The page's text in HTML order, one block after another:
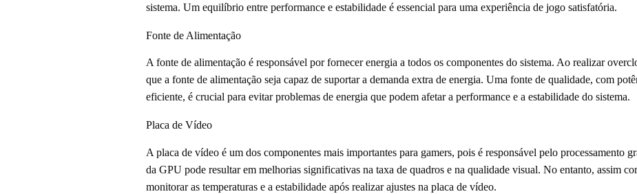
sistema. Um equilíbrio entre performance e estabilidade é essencial para uma experiência de jogo satisfatória.
Fonte de Alimentação
A fonte de alimentação é responsável por fornecer energia a todos os componentes do sistema. Ao realizar
que a fonte de alimentação seja capaz de suportar a demanda extra de energia. Uma fonte de qualidade, com
eficiente, é crucial para evitar problemas de energia que podem afetar a performance e a estabilidade do sistema.
Placa de Vídeo
A placa de vídeo é um dos componentes mais importantes para gamers, pois é responsável pelo processamento
da GPU pode resultar em melhorias significativas na taxa de quadros e na qualidade visual. No entanto, assim
monitorar as temperaturas e a estabilidade após realizar ajustes na placa de vídeo.